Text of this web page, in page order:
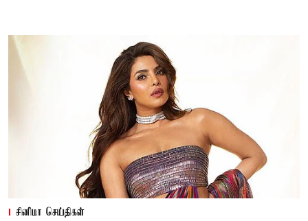
சினிமா செய்திகள்